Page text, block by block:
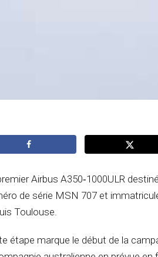
Airbus A350‑1000ULR
de série MSN 707 et
Toulouse.
étape marque le début de la